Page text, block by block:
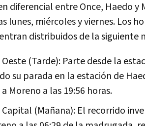
diferencial entre Once, Haedo y
lunes, miércoles y viernes. Los
distribuidos de la siguiente
(Tarde): Parte desde la
su parada en la estación de
Moreno a las 19:56 horas.
(Mañana): El recorrido